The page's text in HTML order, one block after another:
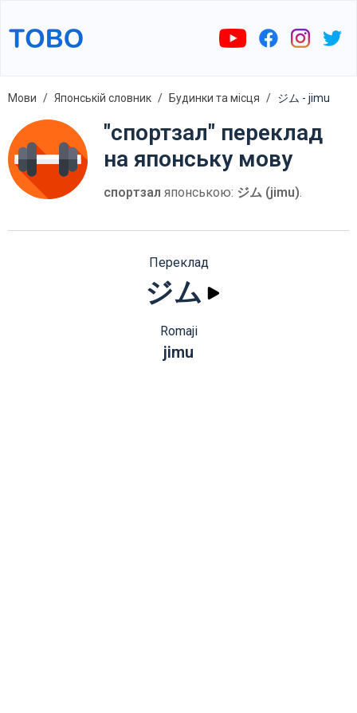
Мови Японській словник Будинки та місця ジム - jimu
"спортзал" переклад
на японську мову
спортзал японською: ジム (jimu).
Переклад
ジム
Romaji
jimu